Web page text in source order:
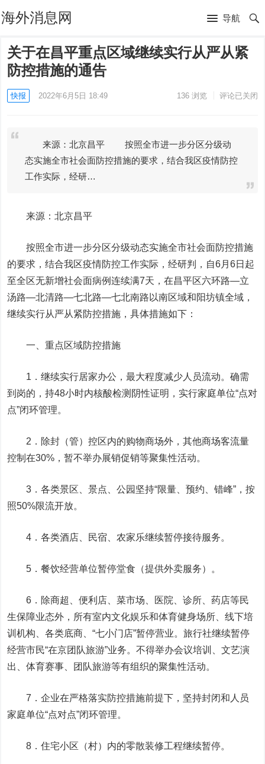
海外消息网 导航
关于在昌平重点区域继续实行从严从紧
防控措施的通告
快报 2022年6月5日 18:49 136浏览 评论已关闭
来源：北京昌平 按照全市进一步分区分级动
态实施全市社会面防控措施的要求，结合我区疫情防控
工作实际，经研…
来源：北京昌平
按照全市进一步分区分级动态实施全市社会面防控措施
的要求，结合我区疫情防控工作实际，经研判， 自6月6日起
至全区无新增社会面病例连续满7天 ，在昌平区六环路—立
汤路—北清路—七北路—七北南路以南区域和阳坊镇全域 ，
继续实行从严从紧防控措施，具体措施如下 ：
一、重点区域防控措施
1．继续实行居家办公，最大程度减少人员流动。确需
到岗的，持48小时内核酸检测阴性证明，实行家庭单位“点对
点”闭环管理。
2．除封（管）控区内的购物商场外，其他商场客流量
控制在30%，暂不举办展销促销等聚集性活动。
3．各类景区、景点、公园坚持“限量、预约、错峰”，按
照50%限流开放。
4．各类酒店、民宿、农家乐继续暂停接待服务。
5．餐饮经营单位暂停堂食（提供外卖服务）。
6．除商超、便利店、菜市场、医院、诊所、药店等民
生保障业态外，所有室内文化娱乐和体育健身场所、线下培
训机构、各类底商、“七小门店”暂停营业。旅行社继续暂停
经营市民“在京团队旅游”业务。不得举办会议培训、文艺演
出、体育赛事、团队旅游等有组织的聚集性活动。
7．企业在严格落实防控措施前提下，坚持封闭和人员
家庭单位“点对点”闭环管理。
8．住宅小区（村）内的零散装修工程继续暂停。